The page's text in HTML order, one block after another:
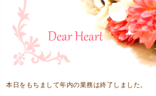
本日をもちまして年内の業務は終了しました。